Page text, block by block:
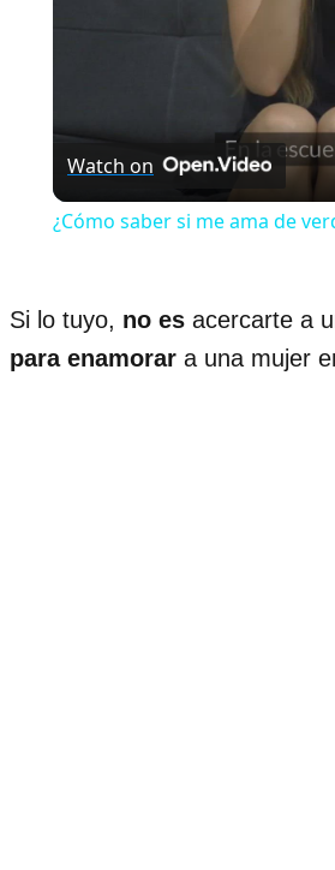
Watch on
¿Cómo saber si me ama de
Si lo tuyo, no es acercarte a
para enamorar a una mujer